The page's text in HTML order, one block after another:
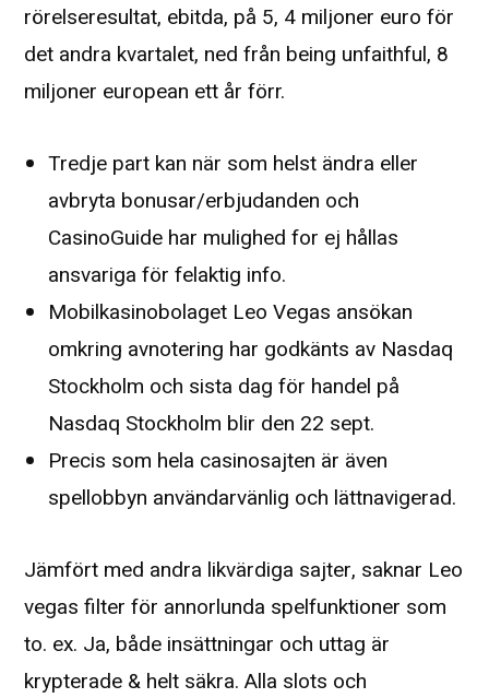
rörelseresultat, ebitda, på 5, 4 miljoner euro för
det andra kvartalet, ned från being unfaithful, 8
miljoner european ett år förr.
Tredje part kan när som helst ändra eller
avbryta bonusar/erbjudanden och
CasinoGuide har mulighed for ej hållas
ansvariga för felaktig info.
Mobilkasinobolaget Leo Vegas ansökan
omkring avnotering har godkänts av Nasdaq
Stockholm och sista dag för handel på
Nasdaq Stockholm blir den 22 sept.
Precis som hela casinosajten är även
spellobbyn användarvänlig och lättnavigerad.
Jämfört med andra likvärdiga sajter, saknar Leo
vegas filter för annorlunda spelfunktioner som
to. ex. Ja, både insättningar och uttag är
krypterade & helt säkra. Alla slots och